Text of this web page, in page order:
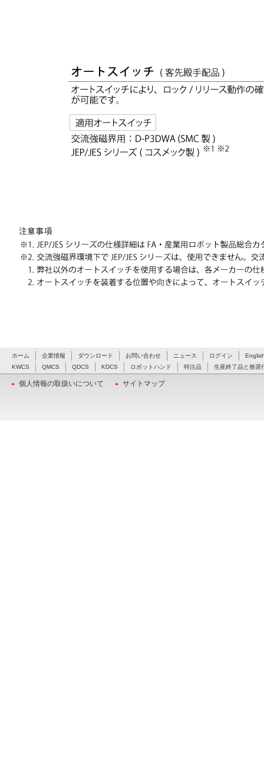
ホーム 企業情報 ダウンロード お問い合わせ ニュース ログイン
KWCS
QMCS QDCS KDCS ロボットハンド 特注品 生産終了品と推奨
個人情報の取扱いについて サイトマップ